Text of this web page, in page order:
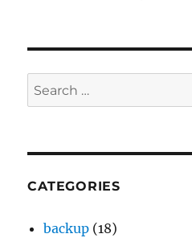
Search
for:
CATEGORIES
backup (18)